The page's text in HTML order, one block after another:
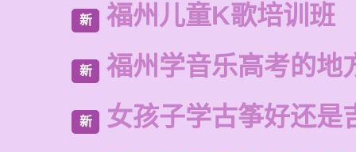
新 福州儿童K歌培训班
新 福州学音乐高考的地
新 女孩子学古筝好还是